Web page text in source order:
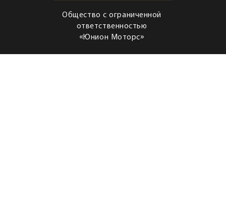
Общество с ограниченной
ответственностью
«Юнион Моторс»